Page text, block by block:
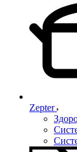
Zepter